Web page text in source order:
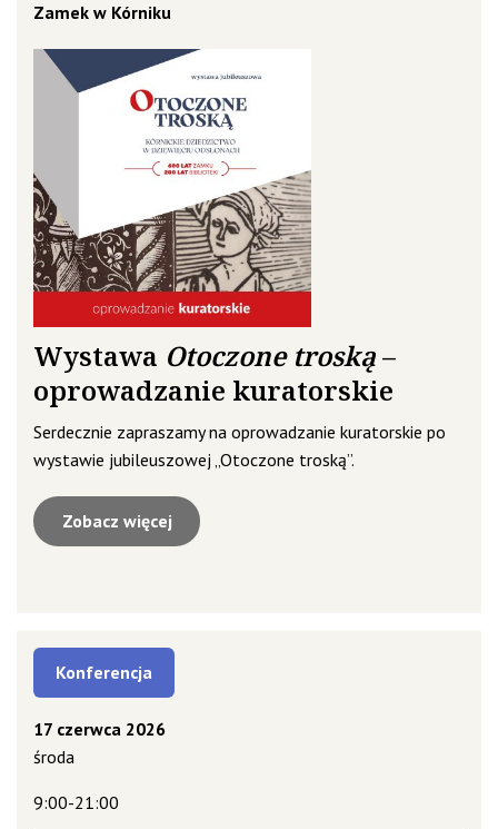
Zamek w Kórniku
Wystawa Otoczone troską–
oprowadzanie kuratorskie
Serdecznie zapraszamy na oprowadzanie kuratorskie po
wystawie jubileuszowej „Otoczone troską”.
Zobacz więcej
Konferencja
17 czerwca 2026
środa
9:00-21:00